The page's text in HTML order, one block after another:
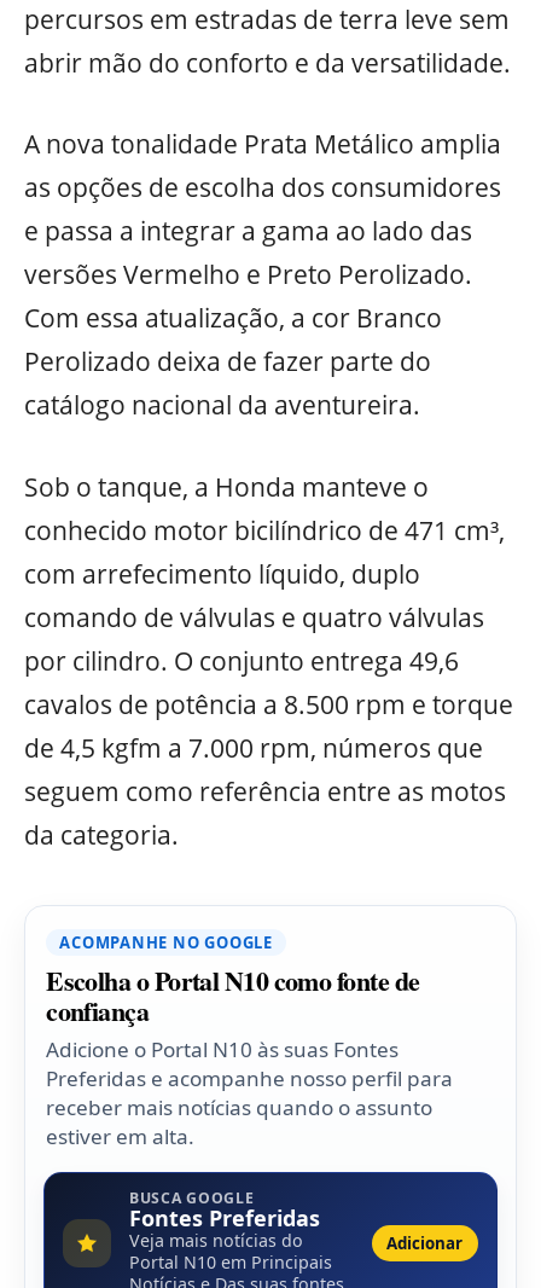
percursos em estradas de terra leve sem
abrir mão do conforto e da versatilidade.
A nova tonalidade Prata Metálico amplia
as opções de escolha dos consumidores
e passa a integrar a gama ao lado das
versões Vermelho e Preto Perolizado.
Com essa atualização, a cor Branco
Perolizado deixa de fazer parte do
catálogo nacional da aventureira.
Sob o tanque, a Honda manteve o
conhecido motor bicilíndrico de 471 cm³,
com arrefecimento líquido, duplo
comando de válvulas e quatro válvulas
por cilindro. O conjunto entrega 49,6
cavalos de potência a 8.500 rpm e torque
de 4,5 kgfm a 7.000 rpm, números que
seguem como referência entre as motos
da categoria.
ACOMPANHE NO GOOGLE
Escolha o Portal N10 como fonte de
confiança
Adicione o Portal N10 às suas Fontes
Preferidas e acompanhe nosso perfil para
receber mais notícias quando o assunto
estiver em alta.
BUSCA GOOGLE
Fontes Preferidas
Veja mais notícias do
Portal N10 em Principais
Adicionar